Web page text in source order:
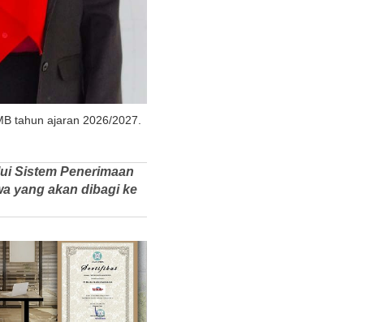
tahun ajaran 2026/2027.
Sistem Penerimaan
yang akan dibagi ke